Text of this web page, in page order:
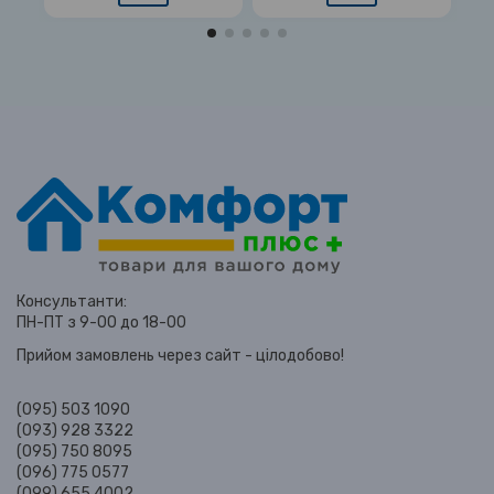
Консультанти:
ПН-ПТ з 9-00 до 18-00
Прийом замовлень через сайт - цілодобово!
(095) 503 1090
(093) 928 3322
(095) 750 8095
(096) 775 0577